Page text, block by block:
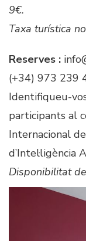
9€.
Taxa turística
Reserves :
(+34) 973 239
Identifiqueu-
participants al
Internacional
d’Intel·ligència
Disponibilitat